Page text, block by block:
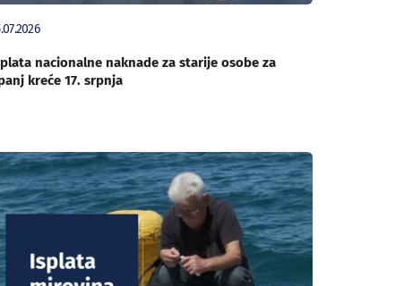
nacionalne naknade za starije osobe za
kreće 17. srpnja